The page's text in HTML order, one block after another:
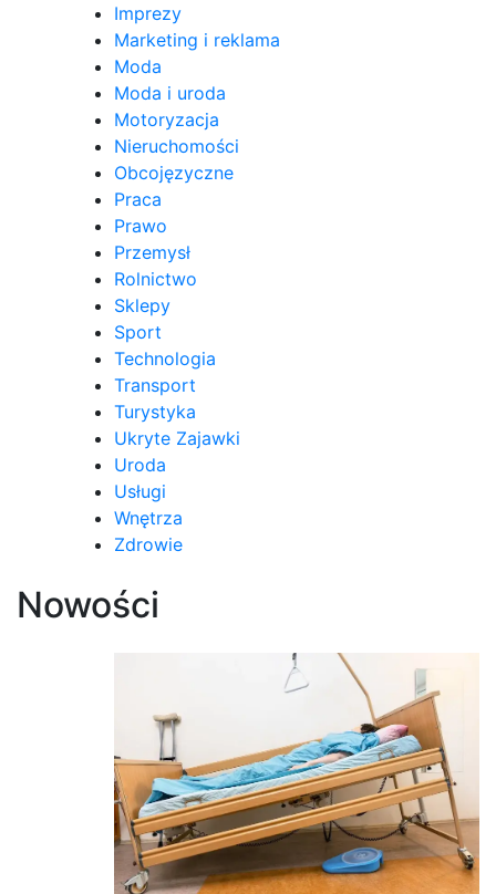
Imprezy
Marketing i reklama
Moda
Moda i uroda
Motoryzacja
Nieruchomości
Obcojęzyczne
Praca
Prawo
Przemysł
Rolnictwo
Sklepy
Sport
Technologia
Transport
Turystyka
Ukryte Zajawki
Uroda
Usługi
Wnętrza
Zdrowie
Nowości